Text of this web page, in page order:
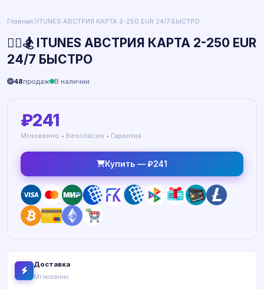
Главная ITUNES АВСТРИЯ КАРТА 2-250 EUR 24/7 БЫСТРО
🏂🏼🏂 ITUNES АВСТРИЯ КАРТА 2-250 EUR
24/7 БЫСТРО
48продаж В наличии
₽241
Мгновенно • Безопасно • Гарантия
Купить — ₽241
Доставка
Мгновенно